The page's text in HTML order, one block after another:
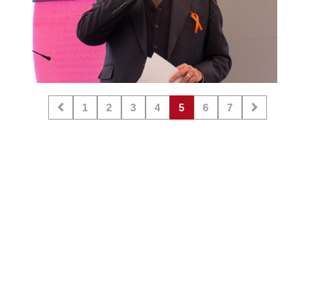
1 2 3 4 5 6 7